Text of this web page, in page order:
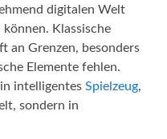
digitalen Welt
Klassische
an Grenzen, besonders
Elemente fehlen.
intelligentesSpielzeug,
sondern in